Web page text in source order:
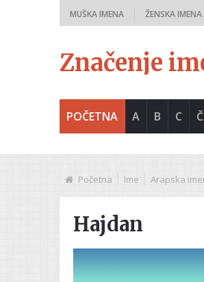
MUŠKA IMENA ŽENSKA IMENA
Značenje
POČETNA A B C Č
Početna Ime Arapska
Hajdan